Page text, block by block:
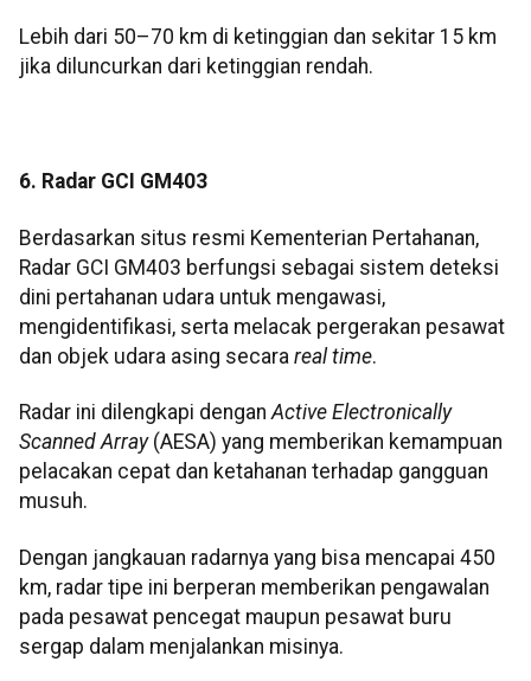
Lebih dari 50–70 km di ketinggian dan sekitar 15 km
jika diluncurkan dari ketinggian rendah.
6. Radar GCI GM403
Berdasarkan situs resmi Kementerian Pertahanan,
Radar GCI GM403 berfungsi sebagai sistem deteksi
dini pertahanan udara untuk mengawasi,
mengidentifikasi, serta melacak pergerakan pesawat
dan objek udara asing secara real time.
Radar ini dilengkapi denganActive Electronically
Scanned Array(AESA) yang memberikan kemampuan
pelacakan cepat dan ketahanan terhadap gangguan
musuh.
Dengan jangkauan radarnya yang bisa mencapai 450
km, radar tipe ini berperan memberikan pengawalan
pada pesawat pencegat maupun pesawat buru
sergap dalam menjalankan misinya.